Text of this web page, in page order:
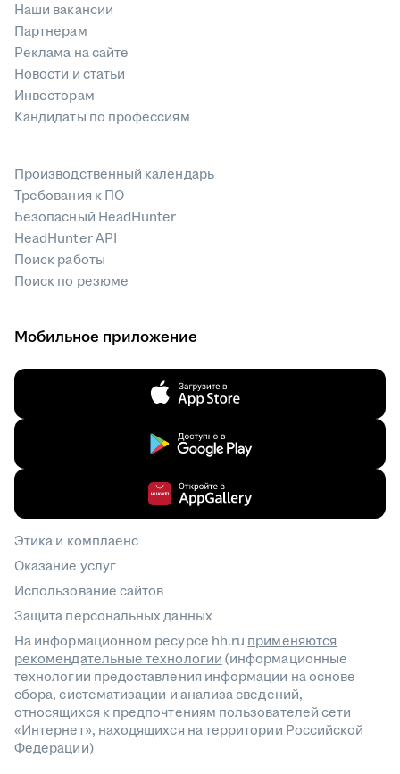
Наши вакансии
Партнерам
Реклама на сайте
Новости и статьи
Инвесторам
Кандидаты по профессиям
Производственный календарь
Требования к ПО
Безопасный HeadHunter
HeadHunter API
Поиск работы
Поиск по резюме
Мобильное приложение
Этика и комплаенс
Оказание услуг
Использование сайтов
Защита персональных данных
На информационном ресурсе hh.ru применяются
рекомендательные технологии(информационные
технологии предоставления информации на основе
сбора, систематизации и анализа сведений,
относящихся к предпочтениям пользователей сети
«Интернет», находящихся на территории Российской
Федерации)